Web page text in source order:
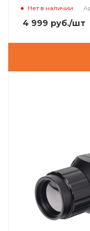
Нет в наличии
4 999 руб./шт